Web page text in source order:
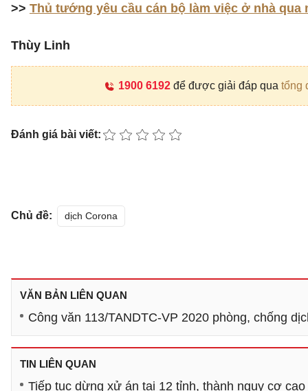
>> Thủ tướng yêu cầu cán bộ làm việc ở nhà qua
Thùy Linh
1900 6192để được giải đáp qua tổng
Đánh giá bài viết:
Chủ đề: dịch Corona
VĂN BẢN LIÊN QUAN
Công văn 113/TANDTC-VP 2020 phòng, chống
TIN LIÊN QUAN
Tiếp tục dừng xử án tại 12 tỉnh, thành nguy cơ